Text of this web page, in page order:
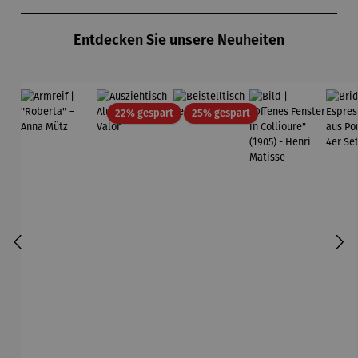
Entdecken Sie unsere Neuheiten
22% gespartRabatt25% gespartRabatt